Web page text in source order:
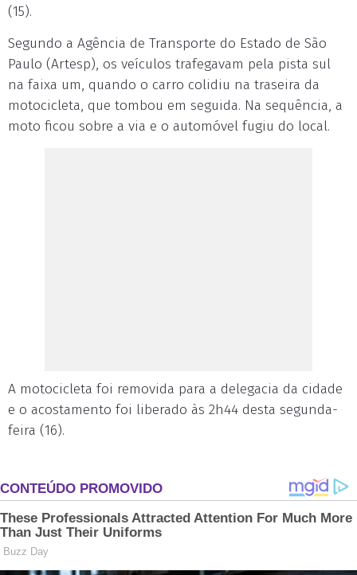
(15).
Segundo a Agência de Transporte do Estado de São
Paulo (Artesp), os veículos trafegavam pela pista sul
na faixa um, quando o carro colidiu na traseira da
motocicleta, que tombou em seguida. Na sequência, a
moto ficou sobre a via e o automóvel fugiu do local.
A motocicleta foi removida para a delegacia da cidade
e o acostamento foi liberado às 2h44 desta segunda-
feira (16).